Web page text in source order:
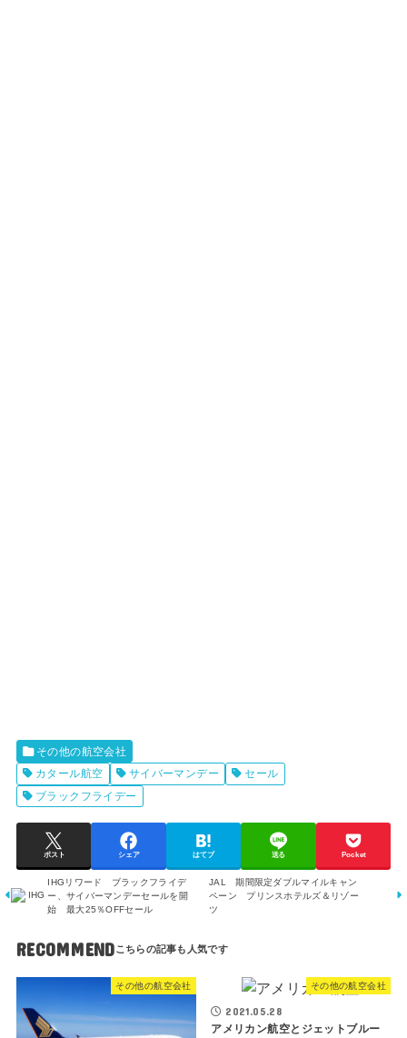
その他の航空会社
カタール航空
サイバーマンデー
セール
ブラックフライデー
ポスト シェア はてブ 送る Pocket
IHGリワード ブラックフライデ
ー、サイバーマンデーセールを開
始 最大25％OFFセール
JAL 期間限定ダブルマイルキャン
ペーン プリンスホテルズ＆リゾー
ツ
RECOMMEND
その他の航空会社 その他の航空会社
2021.05.28
アメリカン航空とジェットブルー